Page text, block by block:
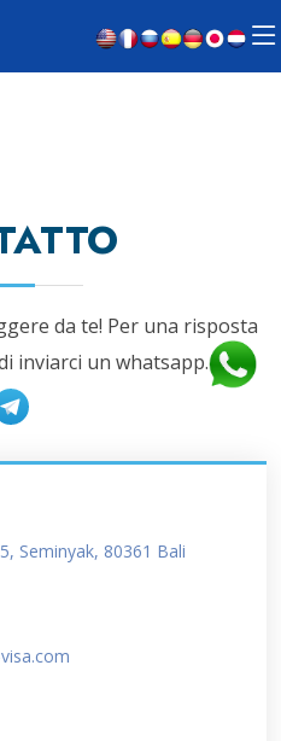
da te! Per una risposta
inviarci un whatsapp.
Seminyak, 80361 Bali